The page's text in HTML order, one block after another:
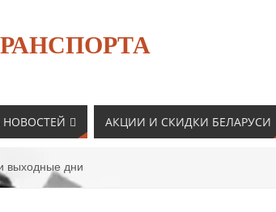
НОВОСТЕЙ АКЦИИ И СКИДКИ БЕЛАРУСИ
выходные дни